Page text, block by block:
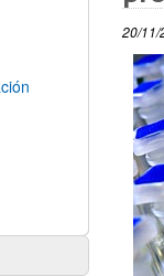
20/11/